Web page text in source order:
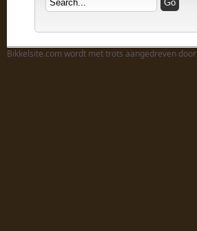
Bikkelsite.com wordt met trots aangedreven door